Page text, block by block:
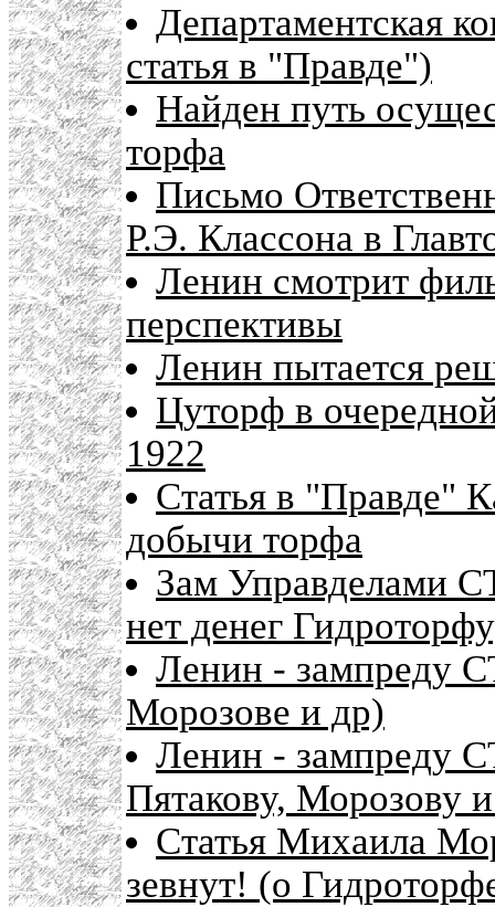
Департаментская
статья в "Правде")
Найден путь
торфа
Письмо
Р.Э. Классона в
Ленин смотрит
перспективы
Ленин пытается
Цуторф в
1922
Статья в "Правде"
добычи торфа
Зам Управделами
нет денег
Ленин - зампреду
Морозове и др)
Ленин - зампреду
Пятакову, Морозову
Статья Михаила
зевнут! (о